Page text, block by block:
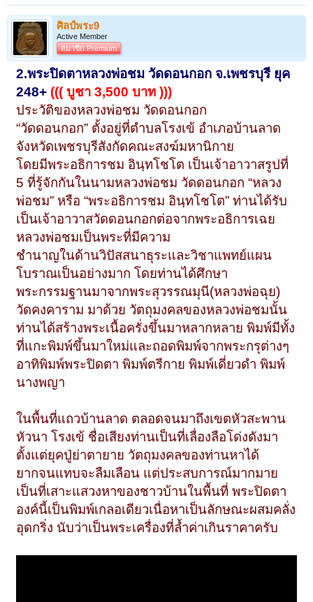
ศิลป์พระ9
Active Member
สมาชิก Premium
2.พระปิดตาหลวงพ่อชม วัดดอนกอก จ.เพชรบุรี ยุค
248+ ((( บูชา 3,500 บาท )))
ประวัติของหลวงพ่อชม วัดดอนกอก
“วัดดอนกอก” ตั้งอยู่ที่ตำบลโรงเข้ อำเภอบ้านลาด
จังหวัดเพชรบุรีสังกัดคณะสงฆ์มหานิกาย
โดยมีพระอธิการชม อินฺทโชโต เป็นเจ้าอาวาสรูปที่
5 ที่รู้จักกันในนามหลวงพ่อชม วัดดอนกอก “หลวง
พ่อชม” หรือ “พระอธิการชม อินฺทโชโต” ท่านได้รับ
เป็นเจ้าอาวาสวัดดอนกอกต่อจากพระอธิการเฉย
หลวงพ่อชมเป็นพระที่มีความ
ชำนาญในด้านวิปัสสนาธุระและวิชาแพทย์แผน
โบราณเป็นอย่างมาก โดยท่านได้ศึกษา
พระกรรมฐานมาจากพระสุวรรณมุนี(หลวงพ่อฉุย)
วัดคงคาราม มาด้วย วัตถุมงคลของหลวงพ่อชมนั้น
ท่านได้สร้างพระเนื้อครั่งขึ้นมาหลากหลาย พิมพ์มีทั้ง
ที่แกะพิมพ์ขึ้นมาใหม่และถอดพิมพ์จากพระกรุต่างๆ
อาทิพิมพ์พระปิดตา พิมพ์ตรีกาย พิมพ์เดี่ยวดำ พิมพ์
นางพญา
ในพื้นที่แถวบ้านลาด ตลอดจนมาถึงเขตหัวสะพาน
หัวนา โรงเข้ ชื่อเสียงท่านเป็นที่เลื่องลือโด่งดังมา
ตั้งแต่ยุคปู่ย่าตายาย วัตถุมงคลของท่านหาได้
ยากจนแทบจะลืมเลือน แต่ประสบการณ์มากมาย
เป็นที่เสาะแสวงหาของชาวบ้านในพื้นที่ พระปิดตา
องค์นี้เป็นพิมพ์เกลอเดียวเนื่อหาเป็นลักษณะผสมคลั่ง
อุดกริ่ง นับว่าเป็นพระเครื่องที่ล้ำค่าเกินราคาครับ